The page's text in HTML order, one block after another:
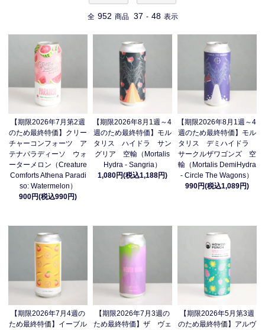
全 952 商品 37 - 48 表示
【期限2026年7月第2週
のため最終特価】クリー
チャーコンフォーツ ア
テナパラディーソ ウォ
ーターメロン（Creature
Comforts Athena Paradi
so: Watermelon）
900円(税込990円)
【期限2026年8月1週～4
週のため最終特価】モル
タリス ハイドラ サン
グリア 空輸（Mortalis
Hydra - Sangria）
1,080円(税込1,188円)
【期限2026年8月1週～4
週のため最終特価】モル
タリス デミハイドラ
サークルザワゴンズ 空
輸（Mortalis DemiHydra
- Circle The Wagons）
990円(税込1,089円)
【期限2026年7月4週の
ため最終特価】イーブル
【期限2026年7月3週の
ため最終特価】ザ ヴェ
【期限2026年5月第3週
のため最終特価】アルヴ